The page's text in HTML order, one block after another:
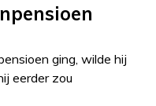
ging, wilde hij
eerder zou